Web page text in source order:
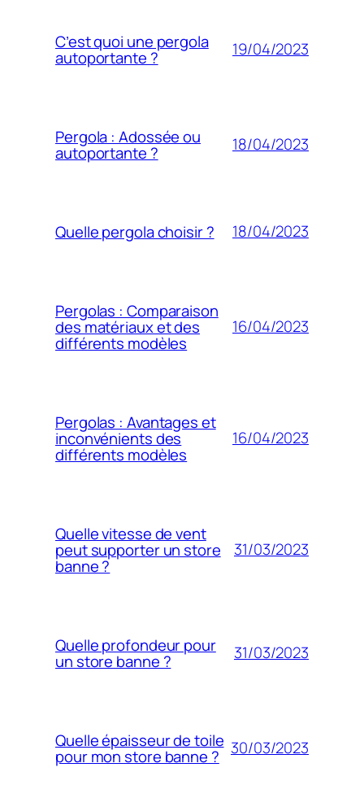
C’est quoi une pergola
autoportante ? 19/04/2023
Pergola : Adossée ou
autoportante ? 18/04/2023
Quelle pergola choisir ? 18/04/2023
Pergolas : Comparaison
des matériaux et des
différents modèles
16/04/2023
Pergolas : Avantages et
inconvénients des
différents modèles
16/04/2023
Quelle vitesse de vent
peut supporter un store
banne ?
31/03/2023
Quelle profondeur pour
un store banne ? 31/03/2023
Quelle épaisseur de toile
pour mon store banne ? 30/03/2023